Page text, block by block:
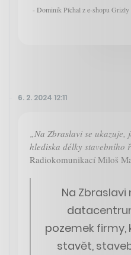
- Dominik Píchal z e-shopu Grizly
6. 2. 2024 12:11
„Na Zbraslavi se ukazuje,
hlediska délky stavebního
Radiokomunikací Miloš
Na
pozemek firmy,
stavět,